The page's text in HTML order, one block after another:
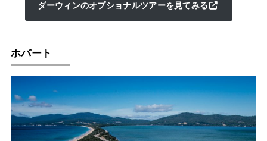
ダーウィンのオプショナルツアーを見てみる
ホバート